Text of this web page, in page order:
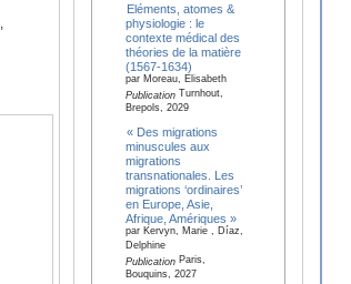
Eléments, atomes &
physiologie : le
contexte médical des
théories de la matière
(1567-1634)
par Moreau, Elisabeth
PublicationTurnhout,
Brepols, 2029
« Des migrations
minuscules aux
migrations
transnationales. Les
migrations ‘ordinaires’
en Europe, Asie,
Afrique, Amériques »
par Kervyn, Marie , Díaz,
Delphine
PublicationParis,
Bouquins, 2027